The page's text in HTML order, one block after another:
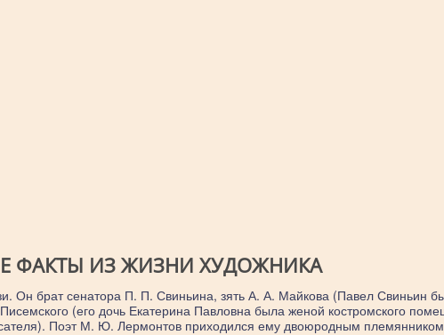
ФАКТЫ ИЗ ЖИЗНИ ХУДОЖНИКА
Он брат сенатора П. П. Свиньина, зять А. А. Майкова (Павел Свиньин
(его дочь Екатерина Павловна была женой костромского
Поэт М. Ю. Лермонтов приходился ему двоюродным